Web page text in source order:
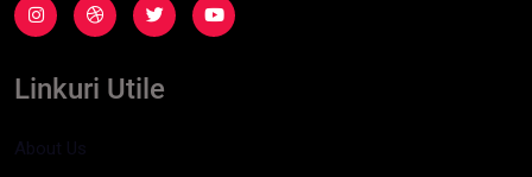
Linkuri Utile
About Us